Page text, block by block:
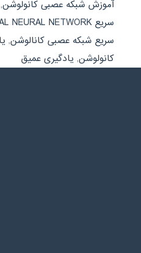
آموزش شبکه عصبی کانولوشن,
سریع CONVOLUTIONAL NEURAL NETWORK
سریع شبکه عصبی کانالوشن,
کانولوشن, یادگیری عمیق